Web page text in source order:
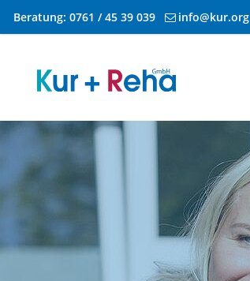
Beratung: 0761 / 45 39 039 info@kur.org